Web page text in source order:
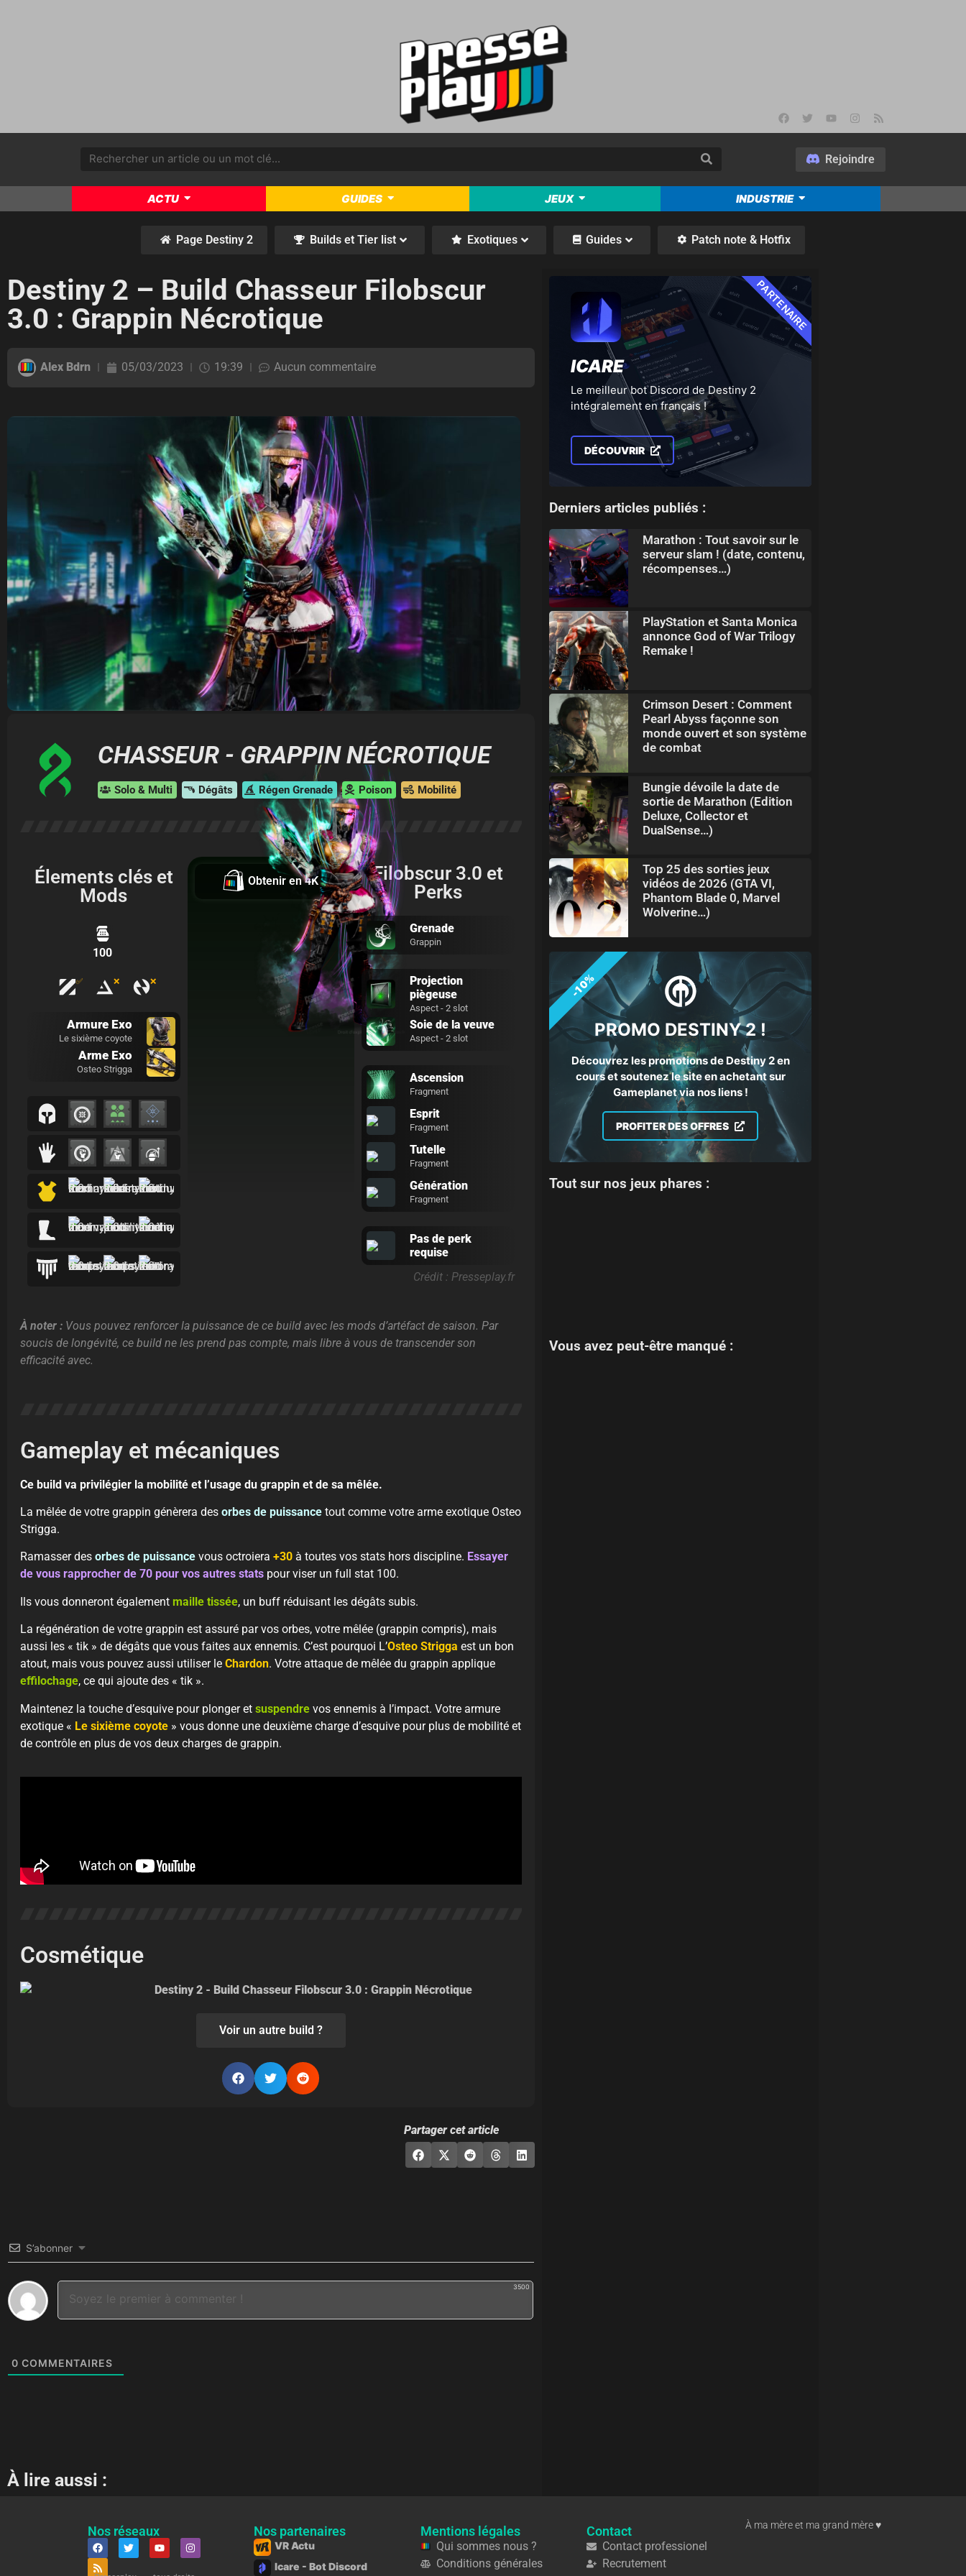
Rejoindre
ACTU GUIDES JEUX INDUSTRIE
Page Destiny 2 Builds et Tier list Exotiques Guides Patch note & Hotfix
Destiny 2 – Build Chasseur Filobscur
3.0 : Grappin Nécrotique
Alex Bdrn 05/03/2023 19:39 Aucun commentaire
CHASSEUR - GRAPPIN NÉCROTIQUE
Solo & Multi Dégâts Régen Grenade Poison Mobilité
Élements clés et
Mods
100
✅ ❌ ❌
Armure Exo
Le sixième coyote
Arme Exo
Osteo Strigga
Obtenir en 4K
Filobscur 3.0 et
Perks
Grenade
Grappin
Projection
piègeuse
Aspect - 2 slot
Soie de la veuve
Aspect - 2 slot
Ascension
Fragment
Esprit
Fragment
Tutelle
Fragment
Génération
Fragment
Pas de perk
requise
Crédit : Presseplay.fr
À noter : Vous pouvez renforcer la puissance de ce build avec les mods d’artéfact de saison. Par
soucis de longévité, ce build ne les prend pas compte, mais libre à vous de transcender son
efficacité avec.
Gameplay et mécaniques
Ce build va privilégier la mobilité et l’usage du grappin et de sa mêlée.
La mêlée de votre grappin génèrera des orbes de puissance tout comme votre arme exotique Osteo
Strigga.
Ramasser des orbes de puissance vous octroiera +30 à toutes vos stats hors discipline. Essayer
de vous rapprocher de 70 pour vos autres stats pour viser un full stat 100.
Ils vous donneront également maille tissée, un buff réduisant les dégâts subis.
La régénération de votre grappin est assuré par vos orbes, votre mêlée (grappin compris), mais
aussi les « tik » de dégâts que vous faites aux ennemis. C’est pourquoi L’Osteo Strigga est un bon
atout, mais vous pouvez aussi utiliser le Chardon. Votre attaque de mêlée du grappin applique
effilochage, ce qui ajoute des « tik ».
Maintenez la touche d’esquive pour plonger et suspendre vos ennemis à l’impact. Votre armure
exotique « Le sixième coyote » vous donne une deuxième charge d’esquive pour plus de mobilité et
de contrôle en plus de vos deux charges de grappin.
Cosmétique
Voir un autre build ?
Partager cet article
S’abonner
3500
0 COMMENTAIRES
À lire aussi :
ICARE
Le meilleur bot Discord de Destiny 2
intégralement en français !
DÉCOUVRIR
PARTENAIRE
Derniers articles publiés :
Marathon : Tout savoir sur le
serveur slam ! (date, contenu,
récompenses…)
PlayStation et Santa Monica
annonce God of War Trilogy
Remake !
Crimson Desert : Comment
Pearl Abyss façonne son
monde ouvert et son système
de combat
Bungie dévoile la date de
sortie de Marathon (Edition
Deluxe, Collector et
DualSense…)
Top 25 des sorties jeux
vidéos de 2026 (GTA VI,
Phantom Blade 0, Marvel
Wolverine…)
PROMO DESTINY 2 !
Découvrez les promotions de Destiny 2 en
cours et soutenez le site en achetant sur
Gameplanet via nos liens !
PROFITER DES OFFRES
-10%
Tout sur nos jeux phares :
Vous avez peut-être manqué :
Nos réseaux Nos partenaires
VR Actu
Icare - Bot Discord
Mentions légales
Qui sommes nous ?
Conditions générales
Contact
Contact professionel
Recrutement
À ma mère et ma grand mère ♥︎